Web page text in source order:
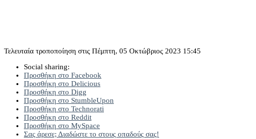
Τελευταία τροποποίηση στις Πέμπτη, 05 Οκτώβριος 2023 15:45
Social sharing:
Προσθήκη στο Facebook
Προσθήκη στο Delicious
Προσθήκη στο Digg
Προσθήκη στο StumbleUpon
Προσθήκη στο Technorati
Προσθήκη στο Reddit
Προσθήκη στο MySpace
Σας άρεσε; Διαδώστε το στους οπαδούς σας!